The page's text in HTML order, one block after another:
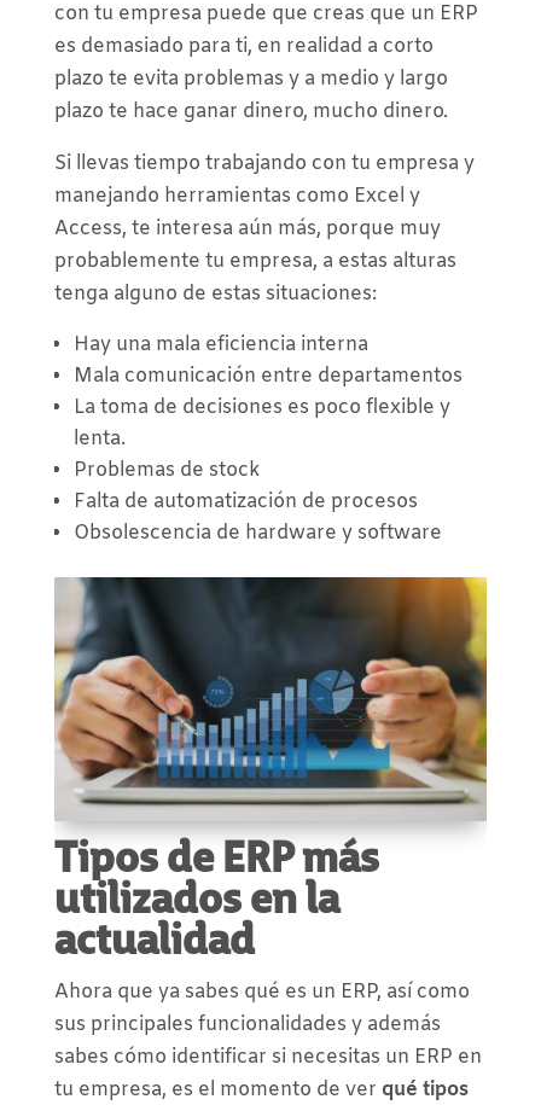
con tu empresa puede que creas que un ERP
es demasiado para ti, en realidad a corto
plazo te evita problemas y a medio y largo
plazo te hace ganar dinero, mucho dinero.
Si llevas tiempo trabajando con tu empresa y
manejando herramientas como Excel y
Access, te interesa aún más, porque muy
probablemente tu empresa, a estas alturas
tenga alguno de estas situaciones:
Hay una mala eficiencia interna
Mala comunicación entre departamentos
La toma de decisiones es poco flexible y
lenta.
Problemas de stock
Falta de automatización de procesos
Obsolescencia de hardware y software
Tipos de ERP más
utilizados en la
actualidad
Ahora que ya sabes qué es un ERP, así como
sus principales funcionalidades y además
sabes cómo identificar si necesitas un ERP en
tu empresa, es el momento de ver qué tipos